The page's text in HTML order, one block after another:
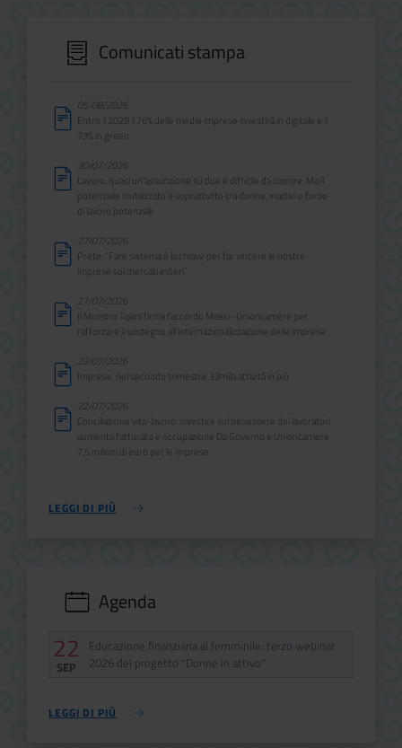
Comunicati stampa
05/08/2026
Entro il 2028 il 76% delle medie imprese investirà in digitale e il
73% in green
30/07/2026
Lavoro, quasi un'assunzione su due è difficile da coprire. Ma il
potenziale inutilizzato è soprattutto tra donne, inattivi e forze
di lavoro potenziali
27/07/2026
Prete: “Fare sistema è la chiave per far vincere le nostre
imprese sui mercati esteri”
27/07/2026
Il Ministro Tajani firma l’accordo Maeci–Unioncamere per
rafforzare il sostegno all’internazionalizzazione delle imprese
23/07/2026
Imprese, nel secondo trimestre 33mila attività in più
22/07/2026
Conciliazione vita-lavoro: investire sul benessere dei lavoratori
aumenta fatturato e occupazione Da Governo e Unioncamere
7,5 milioni di euro per le imprese
LEGGI DI PIÙ
Agenda
Data Evento
22
SEP
Educazione finanziaria al femminile: terzo webinar
2026 del progetto "Donne in attivo"
LEGGI DI PIÙ